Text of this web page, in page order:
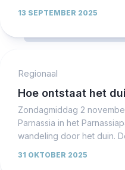
13 SEPTEMBER 2025
Regionaal
Hoe ontstaat het
Zondagmiddag 2
Parnassia in het
wandeling door het duin.
31 OKTOBER 2025